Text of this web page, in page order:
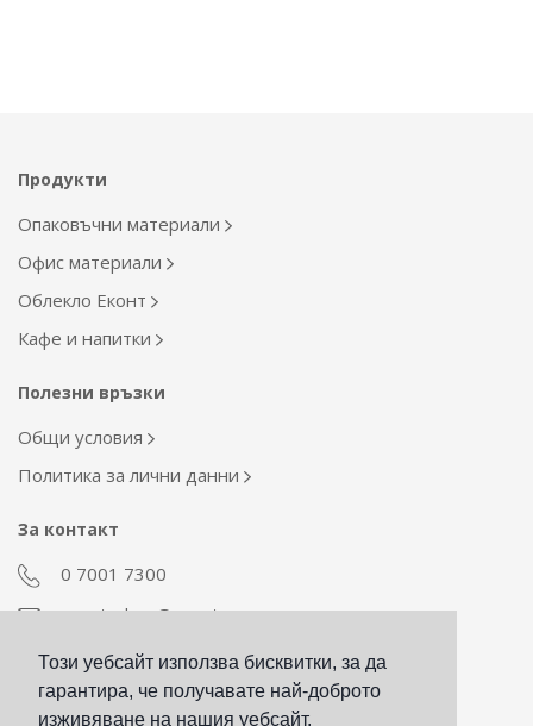
Този уебсайт използва бисквитки, за да
гарантира, че получавате най-доброто
изживяване на нашия уебсайт.
Продукти
Опаковъчни материали
Офис материали
Облекло Еконт
Кафе и напитки
Полезни връзки
Общи условия
Политика за лични данни
За контакт
0 7001 7300
econt_shop@econt.com
Екип Материални ресурси
otdel_mr@econt.com